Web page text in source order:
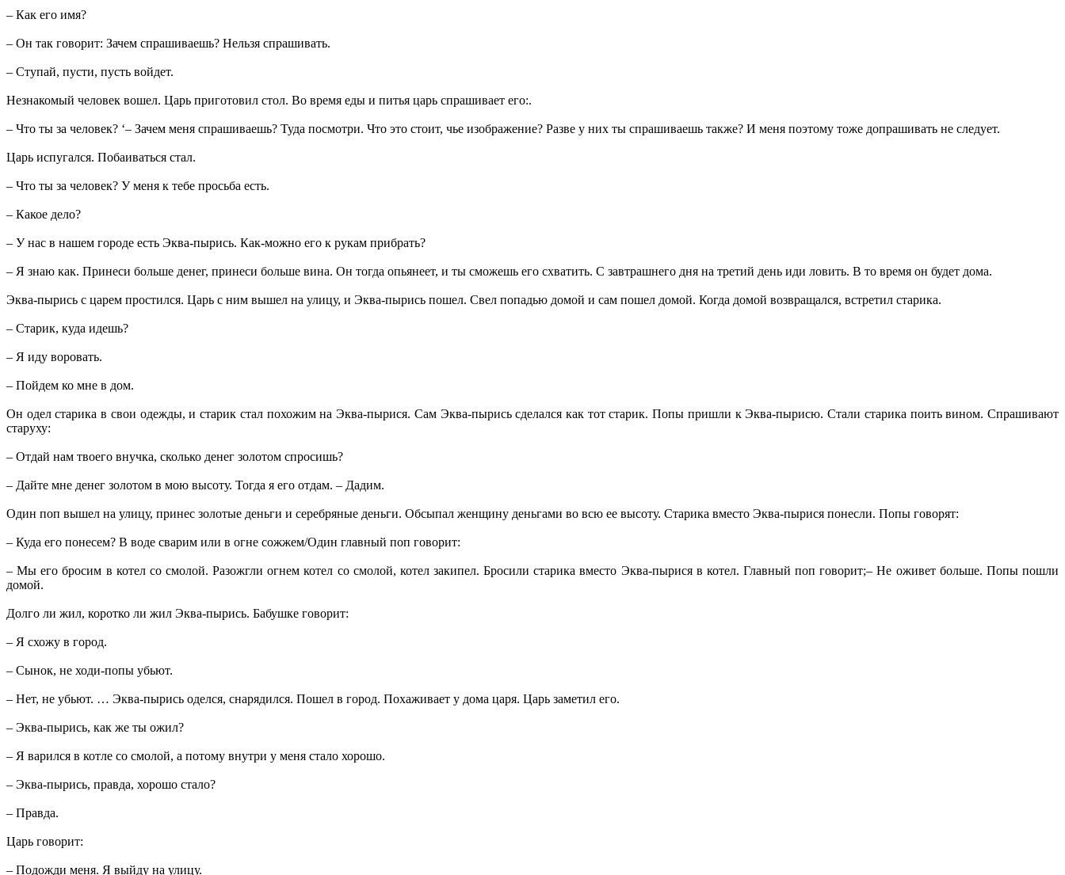
– Как его имя?
– Он так говорит: Зачем спрашиваешь? Нельзя спрашивать.
– Ступай, пусти, пусть войдет.
Незнакомый человек вошел. Царь приготовил стол. Во время еды и питья царь спрашивает его:.
– Что ты за человек? ‘– Зачем меня спрашиваешь? Туда посмотри. Что это стоит, чье изображение? Разве у них ты спрашиваешь также? И меня поэтому тоже допрашивать не следует.
Царь испугался. Побаиваться стал.
– Что ты за человек? У меня к тебе просьба есть.
– Какое дело?
– У нас в нашем городе есть Эква-пырись. Как-можно его к рукам прибрать?
– Я знаю как. Принеси больше денег, принеси больше вина. Он тогда опьянеет, и ты сможешь его схватить. С завтрашнего дня на третий день иди ловить. В то время он будет дома.
Эква-пырись с царем простился. Царь с ним вышел на улицу, и Эква-пырись пошел. Свел попадью домой и сам пошел домой. Когда домой возвращался, встретил старика.
– Старик, куда идешь?
– Я иду воровать.
– Пойдем ко мне в дом.
Он одел старика в свои одежды, и старик стал похожим на Эква-пырися. Сам Эква-пырись сделался как тот старик. Попы пришли к Эква-пырисю. Стали старика поить вином. Спрашивают
старуху:
– Отдай нам твоего внучка, сколько денег золотом спросишь?
– Дайте мне денег золотом в мою высоту. Тогда я его отдам. – Дадим.
Один поп вышел на улицу, принес золотые деньги и серебряные деньги. Обсыпал женщину деньгами во всю ее высоту. Старика вместо Эква-пырися понесли. Попы говорят:
– Куда его понесем? В воде сварим или в огне сожжем/Один главный поп говорит:
– Мы его бросим в котел со смолой. Разожгли огнем котел со смолой, котел закипел. Бросили старика вместо Эква-пырися в котел. Главный поп говорит;– Не оживет больше. Попы пошли
домой.
Долго ли жил, коротко ли жил Эква-пырись. Бабушке говорит:
– Я схожу в город.
– Сынок, не ходи-попы убьют.
– Нет, не убьют. … Эква-пырись оделся, снарядился. Пошел в город. Похаживает у дома царя. Царь заметил его.
– Эква-пырись, как же ты ожил?
– Я варился в котле со смолой, а потому внутри у меня стало хорошо.
– Эква-пырись, правда, хорошо стало?
– Правда.
Царь говорит:
– Подожди меня. Я выйду на улицу.